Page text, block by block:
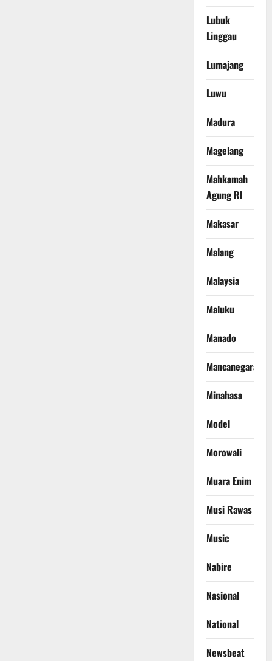
Lubuk
Linggau
Lumajang
Luwu
Madura
Magelang
Mahkamah
Agung RI
Makasar
Malang
Malaysia
Maluku
Manado
Mancanegara
Minahasa
Model
Morowali
Muara Enim
Musi Rawas
Music
Nabire
Nasional
National
Newsbeat